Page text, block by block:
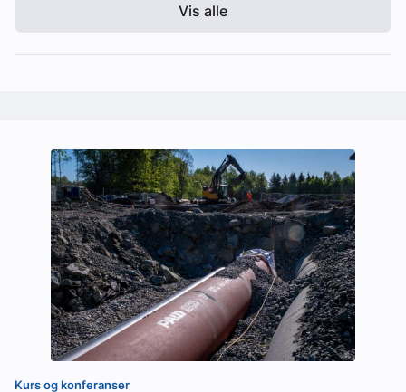
Vis alle
Kurs og konferanser